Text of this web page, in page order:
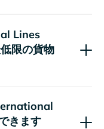
限の貨物
きます